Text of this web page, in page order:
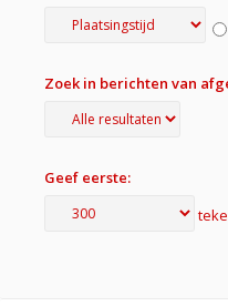
Zoek in berichten van
Geef eerste: